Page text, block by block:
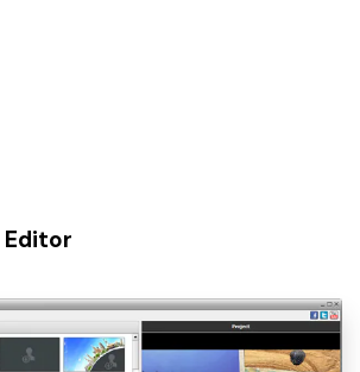
Editor